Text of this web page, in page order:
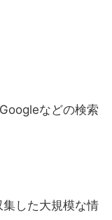
などの検索
した大規模な情